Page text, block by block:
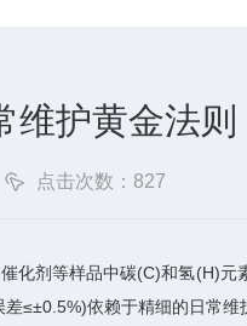
维护黄金法则
点击次数：827
剂等样品中碳(C)和氢(H)元
≤±0.5%)依赖于精细的日常